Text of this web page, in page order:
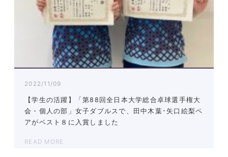
2022/11/09
【学生の活躍】「第88回全日本大学総合卓球選手権大
会・個人の部」女子ダブルスで、田中木葉･矢口絵梨ペ
アがベスト８に入賞しました
READ MORE